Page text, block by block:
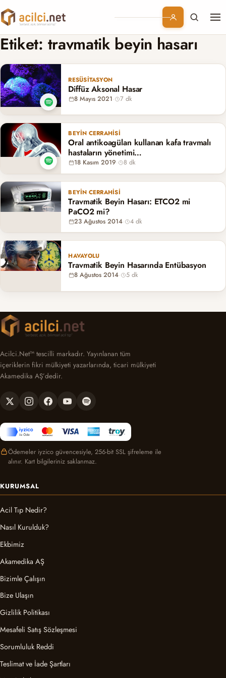
Branşlar
Konular
Kurumsal
Abonelik
Etiket: travmatik beyin hasarı
RESÜSITASYON
Diffüz Aksonal Hasar
8 Mayıs 2021· 7 dk
BEYIN CERRAHISI
Oral antikoagülan kullanan kafa travmalı
hastaların yönetimi…
18 Kasım 2019· 8 dk
BEYIN CERRAHISI
Travmatik Beyin Hasarı: ETCO2 mi
PaCO2 mi?
23 Ağustos 2014· 4 dk
HAVAYOLU
Travmatik Beyin Hasarında Entübasyon
8 Ağustos 2014· 5 dk
Acilci.Net™ tescilli markadır. Yayınlanan tüm
içeriklerin fikri mülkiyeti yazarlarında, ticari mülkiyeti
Akamedika AŞ’dedir.
Ödemeler iyzico güvencesiyle, 256-bit SSL şifreleme ile
alınır. Kart bilgileriniz saklanmaz.
KURUMSAL
Acil Tıp Nedir?
Nasıl Kurulduk?
Ekbimiz
Akamedika AŞ
Bizimle Çalışın
Bize Ulaşın
Gizlilik Politikası
Mesafeli Satış Sözleşmesi
Sorumluluk Reddi
Teslimat ve İade Şartları